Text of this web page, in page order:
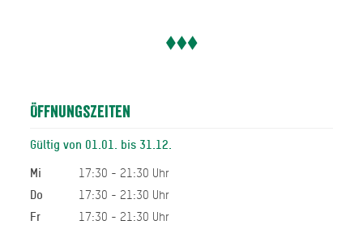
Öffnungszeiten
Gültig von 01.01. bis 31.12.
Mi
17:30 - 21:30 Uhr
Do
17:30 - 21:30 Uhr
Fr
17:30 - 21:30 Uhr